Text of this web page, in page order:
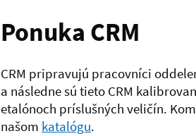
Ponuka CRM
CRM pripravujú pracovníci
a následne sú tieto CRM
etalónoch príslušných veličín.
našom katalógu.